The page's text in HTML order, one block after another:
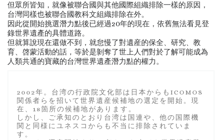
但眾所皆知，就像被聯合國與其他國際組織排除一樣的原因，
台灣同樣也被聯合國教科文組織排除在外。
因此從開始挑選潛力點後已經過20年的現在，依舊無法看見登
錄世界遺產的具體道路。
但就算說現在還做不到，就怠慢了對遺産的保全、研究、教
育、啓蒙活動的話，等於是剝奪了世上人們對於了解可能成為
人類共通的寶藏的台灣世界遺產潛力點的權力。
2002年。台湾の行政院文化部は日本からもICOMOS
関係者らを招いて世界遺産候補地の選定を開始。現
在、18箇所の候補地があります。
しかし、ご承知のとおり台湾は国連や、他の国際機
関と同様にユネスコからも不当に排除されていま
す。